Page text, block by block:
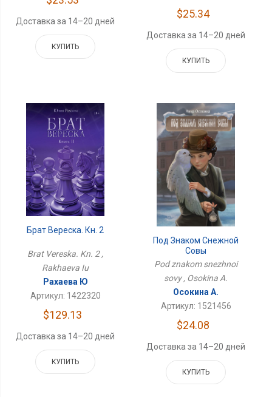
Доставка за 14–20 дней
КУПИТЬ
$25.34
Доставка за 14–20 дней
КУПИТЬ
Брат Вереска. Кн. 2
Brat Vereska. Kn. 2 ,
Rakhaeva Iu
Рахаева Ю
Артикул: 1422320
$129.13
Доставка за 14–20 дней
КУПИТЬ
Под Знаком Снежной
Совы
Pod znakom snezhnoi
sovy , Osokina A.
Осокина А.
Артикул: 1521456
$24.08
Доставка за 14–20 дней
КУПИТЬ